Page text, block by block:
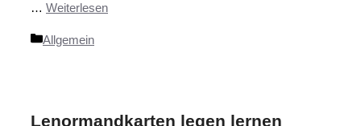
… Weiterlesen
Kategorien
Allgemein
Lenormandkarten legen lernen